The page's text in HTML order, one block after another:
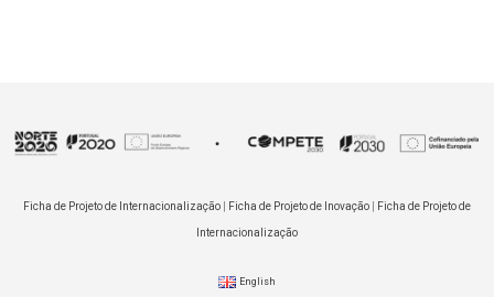
Ficha de Projeto de Internacionalização Ficha de Projeto de Inovação Ficha de Projeto de
Internacionalização
English